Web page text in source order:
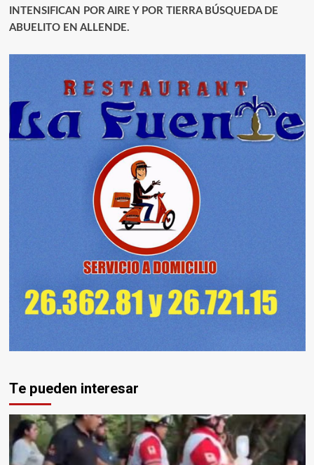
INTENSIFICAN POR AIRE Y POR TIERRA BÚSQUEDA DE
ABUELITO EN ALLENDE.
Te pueden interesar